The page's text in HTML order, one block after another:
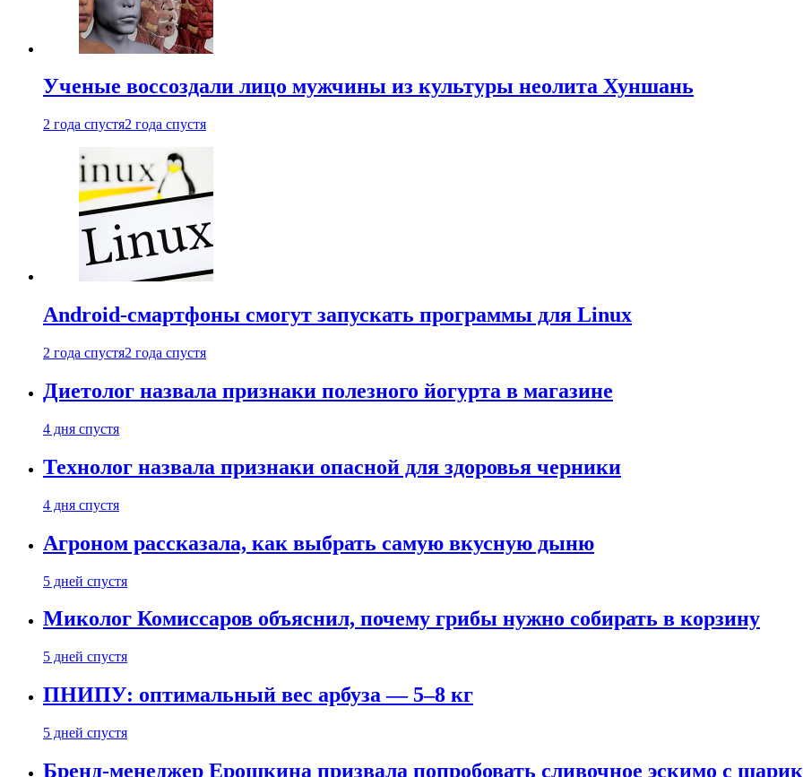
Ученые воссоздали лицо мужчины из культуры неолита Хуншань
2 года спустя2 года спустя
Android-смартфоны смогут запускать программы для Linux
2 года спустя2 года спустя
Диетолог назвала признаки полезного йогурта в магазине
4 дня спустя
Технолог назвала признаки опасной для здоровья черники
4 дня спустя
Агроном рассказала, как выбрать самую вкусную дыню
5 дней спустя
Миколог Комиссаров объяснил, почему грибы нужно собирать в корзину
5 дней спустя
ПНИПУ: оптимальный вес арбуза — 5–8 кг
5 дней спустя
Бренд-менеджер Ерошкина призвала попробовать сливочное эскимо с